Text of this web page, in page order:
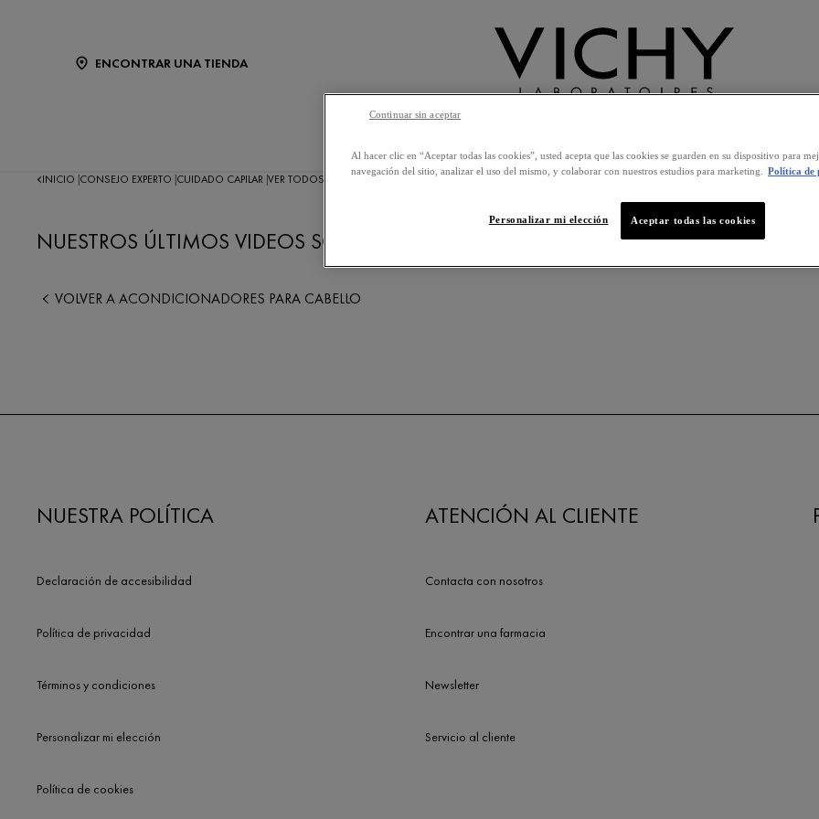
ENCONTRAR UNA TIENDA
INICIO CONSEJO EXPERTO CUIDADO CAPILAR VER TODOS LOS VIDEOS
NUESTROS ÚLTIMOS VIDEOS SOBRE ACONDICIONADORES PARA CABELLO
VOLVER A ACONDICIONADORES PARA CABELLO
NUESTRA POLÍTICA
Declaración de accesibilidad
Política de privacidad
Términos y condiciones
Personalizar mi elección
Política de cookies
ATENCIÓN AL CLIENTE
Contacta con nosotros
Encontrar una farmacia
Newsletter
Servicio al cliente
Al hacer clic en “Aceptar todas las cookies”, usted acepta que las cookies se guarden en su dispositivo para
navegación del sitio, analizar el uso del mismo, y colaborar con nuestros estudios para marketing.
Política de
Aceptar todas las cookies
Personalizar mi elección
Continuar sin aceptar